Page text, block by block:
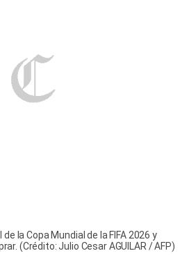
la Copa Mundial de la FIFA 2026 y
(Crédito: Julio Cesar AGUILAR / AFP)